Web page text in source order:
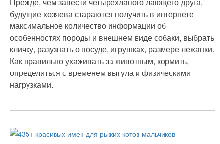
будущие хозяева стараются получить в интернете
максимальное количество информации об
особенностях породы и внешнем виде собаки, выбрать
кличку, разузнать о посуде, игрушках, размере лежанки.
Как правильно ухаживать за животным, кормить,
определиться с временем выгула и физическими
нагрузками.